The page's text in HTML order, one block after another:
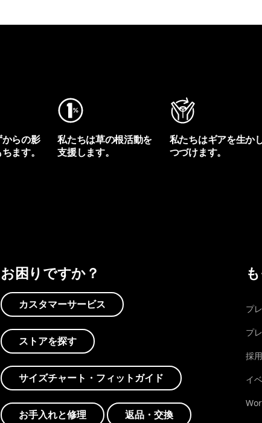
らの影
ます。
私たちは草の根活動を
支援します。
私たちはギアを生か
つづけます。
お困りですか？
カスタマーサービス
ストアを探す
サイズチャート・フィットガイド
お手入れと修理 返品・交換
プ
プ
採
イ